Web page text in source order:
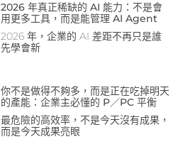
2026 年真正稀缺的 AI 能力：不是會
用更多工具，而是能管理 AI Agent
2026 年，企業的 AI 差距不再只是誰
先學會新
你不是做得不夠多，而是正在吃掉明天
的產能：企業主必懂的 P／PC 平衡
最危險的高效率，不是今天沒有成果，
而是今天成果亮眼